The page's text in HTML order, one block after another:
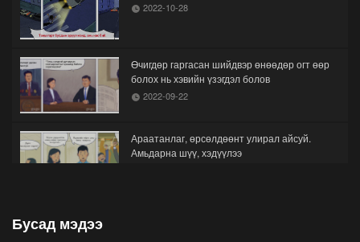
2022-10-28
Өчигдөр гаргасан шийдвэр өнөөдөр огт өөр
болох нь хэвийн үзэгдэл болов
2022-09-22
Араатанлаг, өрсөлдөөнт улирал айсуй.
Амьдарна шүү, хэдүүлээ
Бусад мэдээ